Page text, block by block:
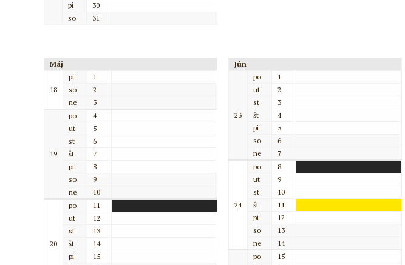
pi
30
so
31
Máj
18
pi
1
so
2
ne
3
19
po
4
ut
5
st
6
št
7
pi
8
so
9
ne
10
20
po
11
ut
12
st
13
št
14
pi
15
Jún
23
po
1
ut
2
st
3
št
4
pi
5
so
6
ne
7
24
po
8
ut
9
st
10
št
11
pi
12
so
13
ne
14
po
15